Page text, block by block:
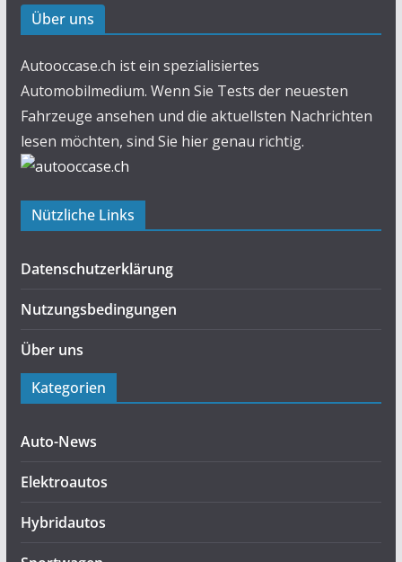
Über uns
Autooccase.ch ist ein spezialisiertes
Automobilmedium. Wenn Sie Tests der neuesten
Fahrzeuge ansehen und die aktuellsten Nachrichten
lesen möchten, sind Sie hier genau richtig.
Nützliche Links
Datenschutzerklärung
Nutzungsbedingungen
Über uns
Kategorien
Auto-News
Elektroautos
Hybridautos